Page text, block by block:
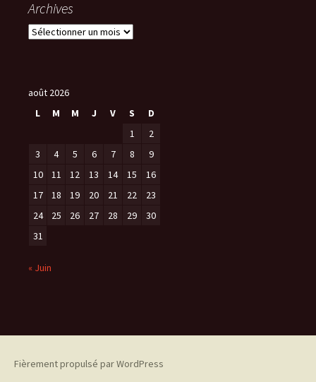
Archives
A
iaoût 2026
L
M M J V S
D
1
2
3
4 5 6 7 8
9
10
11 12 13 14 15
16
17
18 19 20 21 22
23
24
25 26 27 28 29
30
31
« Juin
Fièrement propulsé par WordPress